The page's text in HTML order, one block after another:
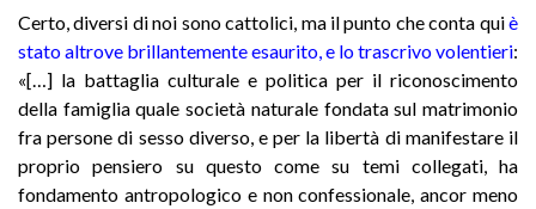
Certo, diversi di noi sono cattolici, ma il punto che conta quiè
stato altrove brillantemente esaurito, e lo trascrivo volentieri:
«[…] la battaglia culturale e politica per il riconoscimento
della famiglia quale società naturale fondata sul matrimonio
fra persone di sesso diverso, e per la libertà di manifestare il
proprio pensiero su questo come su temi collegati, ha
fondamento antropologico e non confessionale, ancor meno